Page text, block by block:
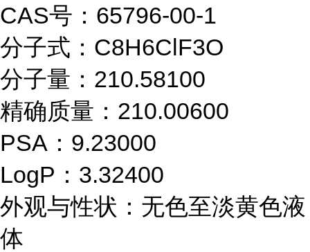
CAS号：65796-00-1
分子式：C8H6ClF3O
分子量：210.58100
精确质量：210.00600
PSA：9.23000
LogP：3.32400
外观与性状：无色至淡黄色液
体